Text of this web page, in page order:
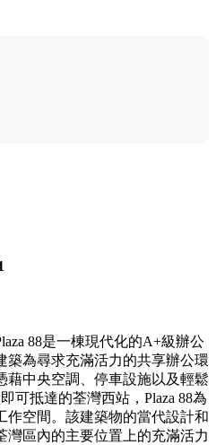
88是一棟現代化的A+級辦公
築為尋求充滿活力的共享辦公環
藉中央空調、停車設施以及輕鬆
可抵達的荃灣西站，Plaza 88為
作空間。該建築物的當代設計和
灣區內的主要位置上的充滿活力